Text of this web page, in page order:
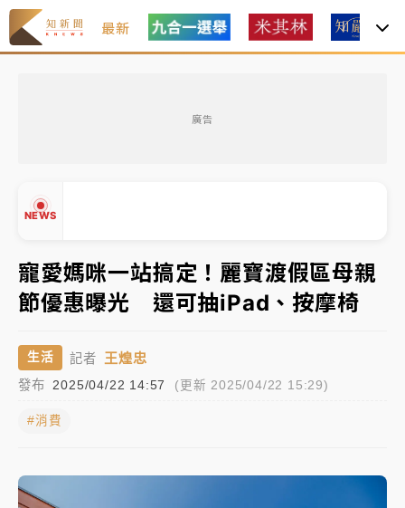
最新
廣告
NEWS
中信慈善基金會想增加董事人數！辜仲諒向法院聲請遭
駁 理由曝光
故宮《龍藏經》特展第2檔！今線上預約開賣一度塞車
周六起展出延長至晚上7時
台東農業處長涉圖利渡假村！東檢抗告成功 今重開羈
父親節泡湯了！中颱白海豚雨彈轟3天 「紅到發紫」降
雨熱區曝
暑假過三周才推「E宿新北打卡趣」！抽獎程序複雜 觀
寵愛媽咪一站搞定！麗寶渡假區母親
節優惠曝光 還可抽iPad、按摩椅
生活 記者 王煌忠
發布 2025/04/22 14:57 (更新 2025/04/22 15:29)
#消費